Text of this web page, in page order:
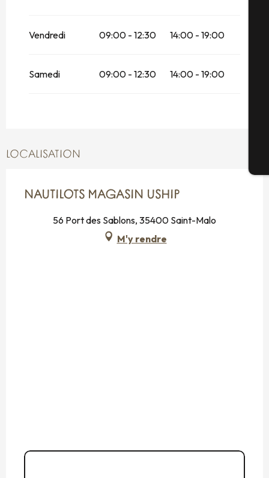
Vendredi 09:00 - 12:30 14:00 - 19:00
Samedi 09:00 - 12:30 14:00 - 19:00
LOCALISATION
NAUTILOTS MAGASIN USHIP
56 Port des Sablons, 35400 Saint-Malo
M'y rendre